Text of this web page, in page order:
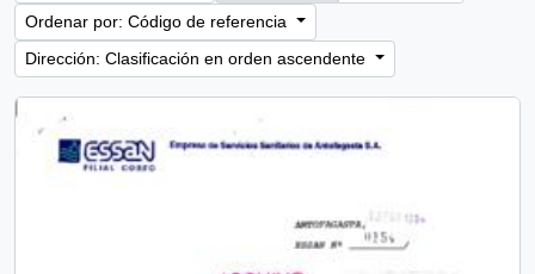
Ordenar por: Código de referencia
Dirección: Clasificación en orden ascendente